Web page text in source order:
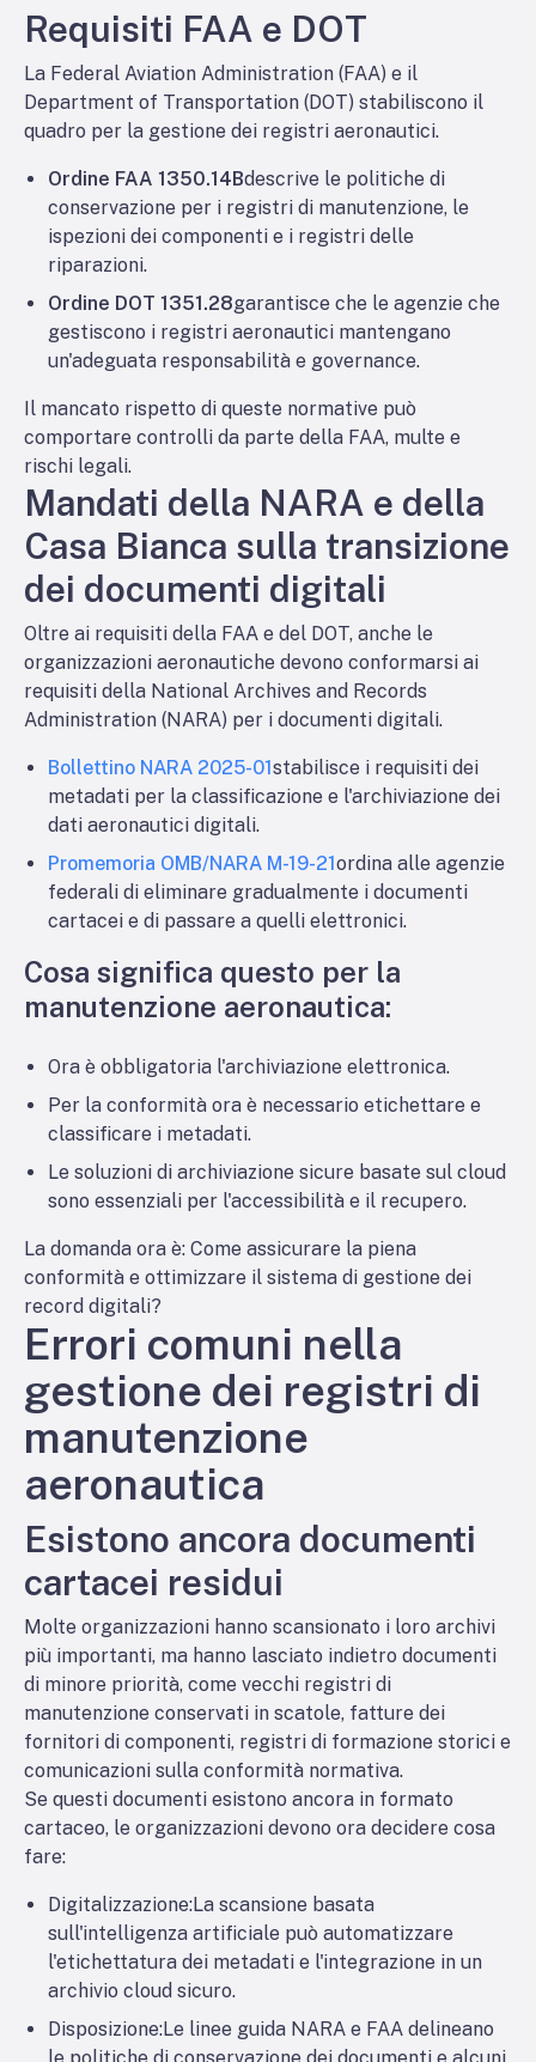
Requisiti FAA e DOT
La Federal Aviation Administration (FAA) e il
Department of Transportation (DOT) stabiliscono il
quadro per la gestione dei registri aeronautici.
Ordine FAA 1350.14Bdescrive le politiche di
conservazione per i registri di manutenzione, le
ispezioni dei componenti e i registri delle
riparazioni.
Ordine DOT 1351.28garantisce che le agenzie che
gestiscono i registri aeronautici mantengano
un'adeguata responsabilità e governance.
Il mancato rispetto di queste normative può
comportare controlli da parte della FAA, multe e
rischi legali.
Mandati della NARA e della
Casa Bianca sulla transizione
dei documenti digitali
Oltre ai requisiti della FAA e del DOT, anche le
organizzazioni aeronautiche devono conformarsi ai
requisiti della National Archives and Records
Administration (NARA) per i documenti digitali.
Bollettino NARA 2025-01stabilisce i requisiti dei
metadati per la classificazione e l'archiviazione dei
dati aeronautici digitali.
Promemoria OMB/NARA M-19-21ordina alle agenzie
federali di eliminare gradualmente i documenti
cartacei e di passare a quelli elettronici.
Cosa significa questo per la
manutenzione aeronautica:
Ora è obbligatoria l'archiviazione elettronica.
Per la conformità ora è necessario etichettare e
classificare i metadati.
Le soluzioni di archiviazione sicure basate sul cloud
sono essenziali per l'accessibilità e il recupero.
La domanda ora è: Come assicurare la piena
conformità e ottimizzare il sistema di gestione dei
record digitali?
Errori comuni nella
gestione dei registri di
manutenzione
aeronautica
Esistono ancora documenti
cartacei residui
Molte organizzazioni hanno scansionato i loro archivi
più importanti, ma hanno lasciato indietro documenti
di minore priorità, come vecchi registri di
manutenzione conservati in scatole, fatture dei
fornitori di componenti, registri di formazione storici e
comunicazioni sulla conformità normativa.
Se questi documenti esistono ancora in formato
cartaceo, le organizzazioni devono ora decidere cosa
fare:
Digitalizzazione:La scansione basata
sull'intelligenza artificiale può automatizzare
l'etichettatura dei metadati e l'integrazione in un
archivio cloud sicuro.
Disposizione:Le linee guida NARA e FAA delineano